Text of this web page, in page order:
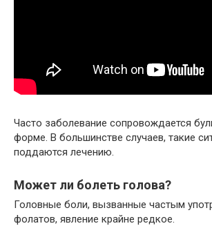
Часто заболевание сопровождается
форме. В большинстве случаев, такие
поддаются лечению.
Может ли болеть голова?
Головные боли, вызванные частым
фолатов, явление крайне редкое.